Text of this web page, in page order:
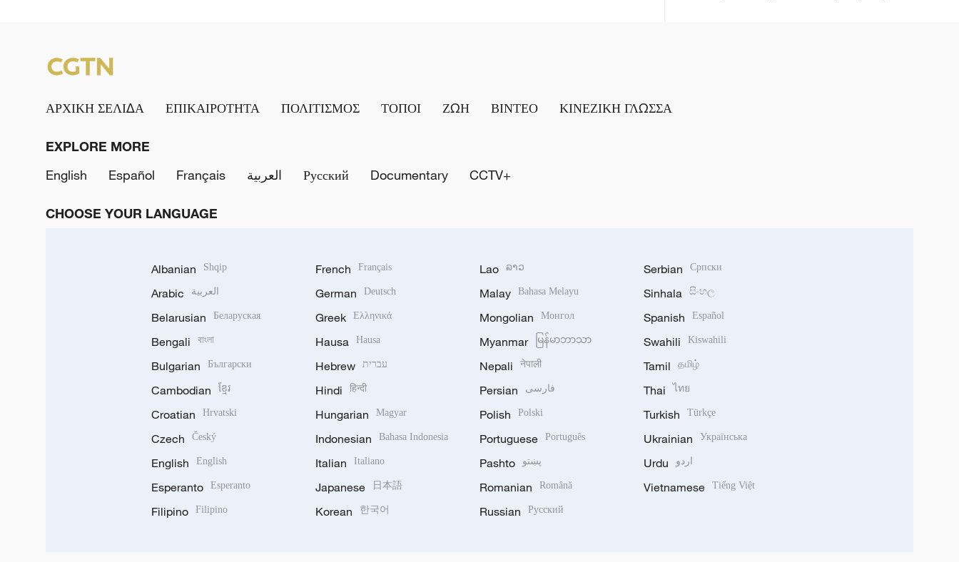
ΑΡΧΙΚΗ ΣΕΛΙΔΑ ΕΠΙΚΑΙΡΟΤΗΤΑ ΠΟΛΙΤΙΣΜΟΣ ΤΟΠΟΙ ΖΩΗ ΒΙΝΤΕΟ ΚΙΝΕΖΙΚΗ ΓΛΩΣΣΑ
EXPLORE MORE
English
Español Français العربية Русский Documentary CCTV+
CHOOSE YOUR LANGUAGE
Albanian Shqip
Arabic العربية
Belarusian Беларуская
Bengali বাংলা
Bulgarian Български
Cambodian ខ្មែរ
Croatian Hrvatski
Czech Český
English English
Esperanto Esperanto
Filipino Filipino
French Français
German Deutsch
Greek Ελληνικά
Hausa Hausa
Hebrew עברית
Hindi हिन्दी
Hungarian Magyar
Indonesian Bahasa Indonesia
Italian Italiano
Japanese 日本語
Korean 한국어
Lao ລາວ
Malay Bahasa Melayu
Mongolian Монгол
Myanmar မြန်မာဘာသာ
Nepali नेपाली
Persian فارسی
Polish Polski
Portuguese Português
Pashto پښتو
Romanian Română
Russian Русский
Serbian Српски
Sinhala සිංහල
Spanish Español
Swahili Kiswahili
Tamil தமிழ்
Thai ไทย
Turkish Türkçe
Ukrainian Українська
Urdu اردو
Vietnamese Tiếng Việt